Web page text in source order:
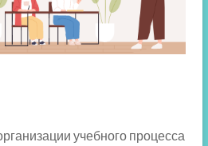
учебного процесса